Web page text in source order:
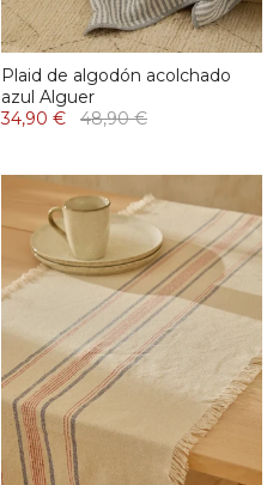
Plaid de algodón acolchado
azul Alguer
34,90 €
48,90 €